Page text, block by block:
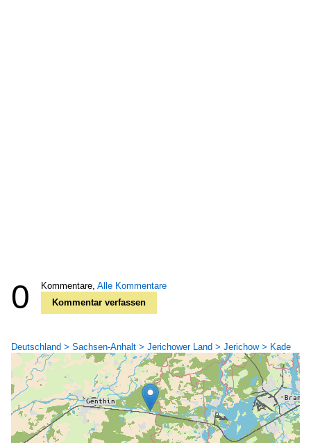
0 Kommentare, Alle Kommentare
Kommentar verfassen
Deutschland > Sachsen-Anhalt > Jerichower Land > Jerichow > Kade